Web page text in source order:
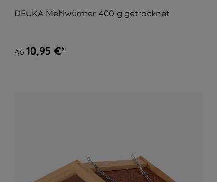
DEUKA Mehlwürmer 400 g getrocknet
Ab 10,95 €*